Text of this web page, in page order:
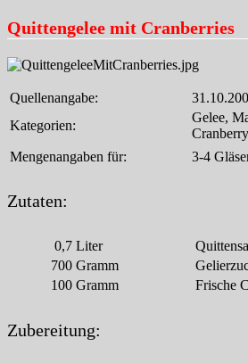
Quittengelee mit Cranberries
Quellenangabe:
Kategorien:
Gelee,
Cranberry
Mengenangaben für:
3-4
Zutaten:
0,7 Liter
700 Gramm
100 Gramm Frische
Zubereitung: